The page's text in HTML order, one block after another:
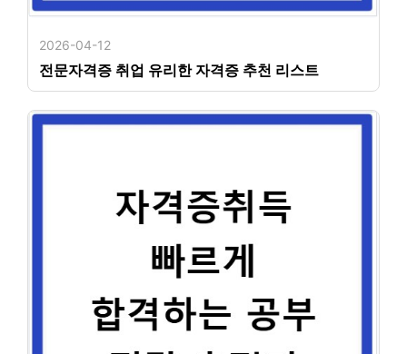
2026-04-12
전문자격증 취업 유리한 자격증 추천 리스트